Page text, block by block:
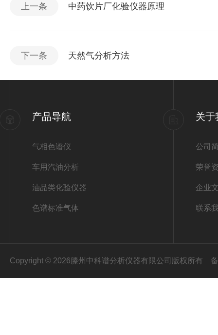
上一条 中药饮片厂化验仪器原理
下一条 天然气分析方法
产品导航
气相色谱仪
车用汽油分析
油品类化验仪器
色谱标准气体
关于
公司
荣誉
企业
联系
Copyright © 2026滕州中科谱分析仪器有限公司版权所有